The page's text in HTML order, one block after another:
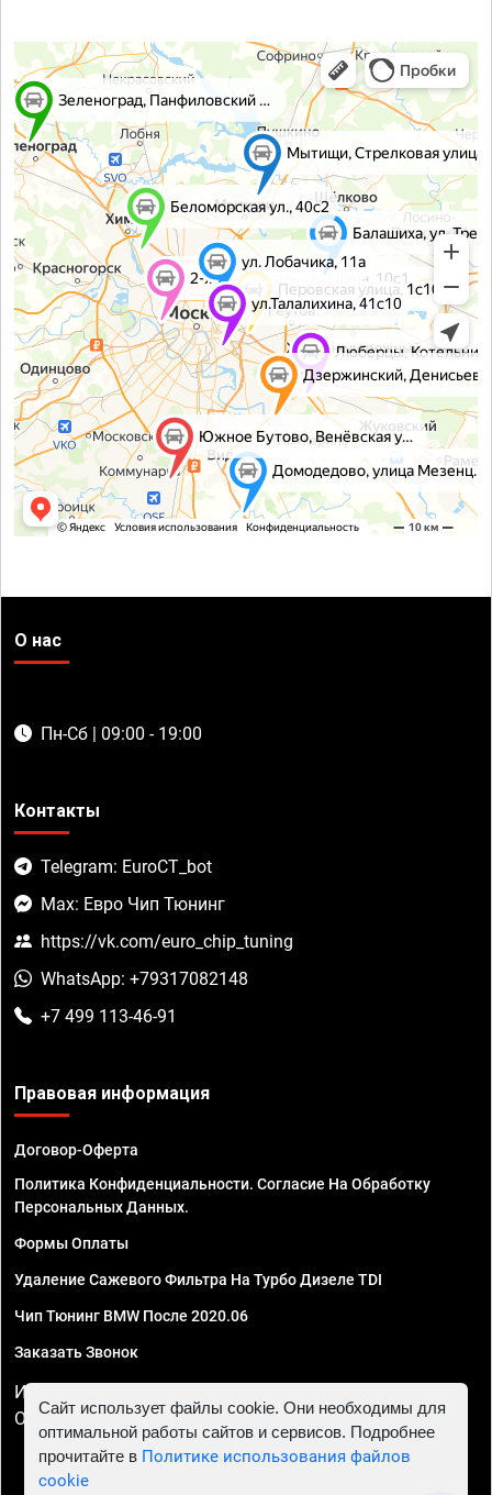
О нас
Пн-Сб | 09:00 - 19:00
Контакты
Telegram: EuroCT_bot
Max: Евро Чип Тюнинг
https://vk.com/euro_chip_tuning
WhatsApp: +79317082148
+7 499 113-46-91
Правовая информация
Договор-Оферта
Политика Конфиденциальности. Согласие На Обработку
Персональных Данных.
Формы Оплаты
Удаление Сажевого Фильтра На Турбо Дизеле TDI
Чип Тюнинг BMW После 2020.06
Заказать Звонок
ИП Смирнов Георгий Павлович. ИНН 781302555843,
ОГРНИП 324470400032610
Сайт использует файлы cookie. Они необходимы для
оптимальной работы сайтов и сервисов. Подробнее
прочитайте в Политике использования файлов
cookie